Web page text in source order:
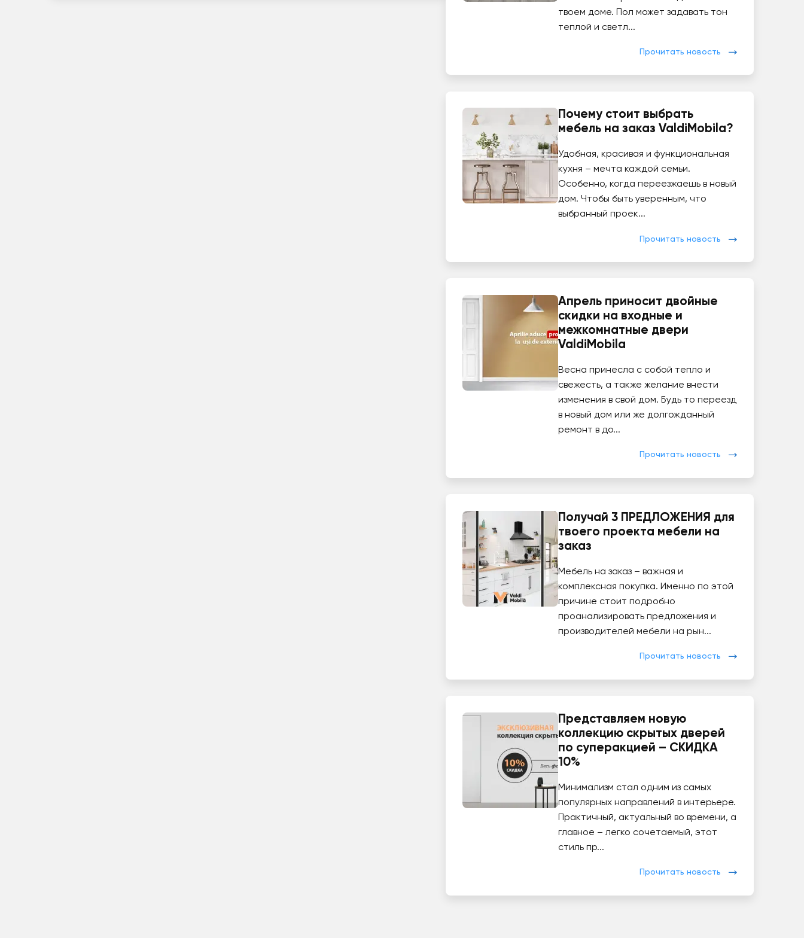
твоем доме. Пол может задавать тон
теплой и светл...
Прочитать новость
Почему стоит выбрать
мебель на заказ ValdiMobila?
Удобная, красивая и функциональная
кухня – мечта каждой семьи.
Особенно, когда переезжаешь в новый
дом. Чтобы быть уверенным, что
выбранный проек...
Прочитать новость
Апрель приносит двойные
скидки на входные и
межкомнатные двери
ValdiMobila
Весна принесла с собой тепло и
свежесть, а также желание внести
изменения в свой дом. Будь то переезд
в новый дом или же долгожданный
ремонт в до...
Прочитать новость
Получай 3 ПРЕДЛОЖЕНИЯ для
твоего проекта мебели на
заказ
Мебель на заказ – важная и
комплексная покупка. Именно по этой
причине стоит подробно
проанализировать предложения и
производителей мебели на рын...
Прочитать новость
Представляем новую
коллекцию скрытых дверей
по суперакцией – СКИДКА
10%
Минимализм стал одним из самых
популярных направлений в интерьере.
Практичный, актуальный во времени, а
главное – легко сочетаемый, этот
стиль пр...
Прочитать новость